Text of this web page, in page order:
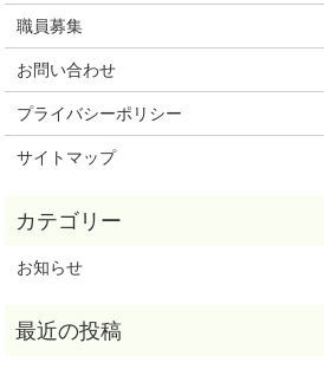
職員募集
お問い合わせ
プライバシーポリシー
サイトマップ
お知らせ